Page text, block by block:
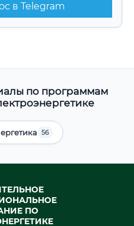
в Telegram
по программам
56
ПО